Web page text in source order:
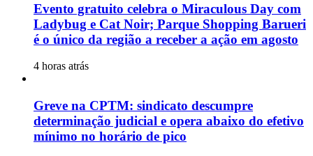
Evento gratuito celebra o Miraculous Day com
Ladybug e Cat Noir; Parque Shopping Barueri
é o único da região a receber a ação em agosto
4 horas atrás
Greve na CPTM: sindicato descumpre
determinação judicial e opera abaixo do efetivo
mínimo no horário de pico